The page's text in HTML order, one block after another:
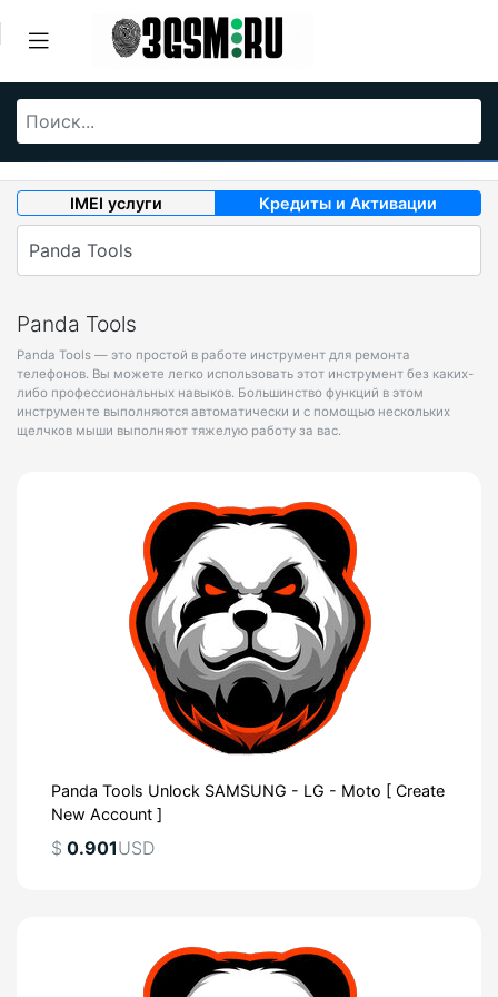
IMEI услуги Кредиты и Активации
Panda Tools
Panda Tools — это простой в работе инструмент для ремонта
телефонов. Вы можете легко использовать этот инструмент без каких-
либо профессиональных навыков. Большинство функций в этом
инструменте выполняются автоматически и с помощью нескольких
щелчков мыши выполняют тяжелую работу за вас.
Panda Tools Unlock SAMSUNG - LG - Moto [ Create
New Account ]
$ 0.901USD